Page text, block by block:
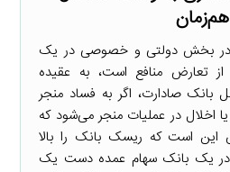
هم‌زمان
در بخش دولتی و خصوصی در یک
تعارض منافع است، به عقیده
بانک صادارت، اگر به فساد منجر
اخلال در عملیات منجر می‌شود که
است که ریسک بانک را بالا
در یک بانک سهام عمده دست یک